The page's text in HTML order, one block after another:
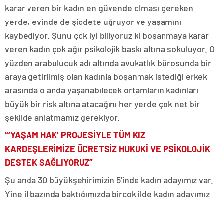
karar veren bir kadın en güvende olması gereken
yerde, evinde de şiddete uğruyor ve yaşamını
kaybediyor. Şunu çok iyi biliyoruz ki boşanmaya karar
veren kadın çok ağır psikolojik baskı altına sokuluyor. O
yüzden arabulucuk adı altında avukatlık bürosunda bir
araya getirilmiş olan kadınla boşanmak istediği erkek
arasında o anda yaşanabilecek ortamların kadınları
büyük bir risk altına atacağını her yerde çok net bir
şekilde anlatmamız gerekiyor.
“‘YAŞAM HAK’ PROJESİYLE TÜM KIZ
KARDEŞLERİMİZE ÜCRETSİZ HUKUKİ VE PSİKOLOJİK
DESTEK SAĞLIYORUZ”
Şu anda 30 büyükşehirimizin 5’inde kadın adayımız var.
Yine il bazında baktığımızda birçok ilde kadın adayımız